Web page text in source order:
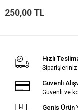
250,00 TL
Hızlı
Güvenli
Güvenli ve
Geniş Ürün